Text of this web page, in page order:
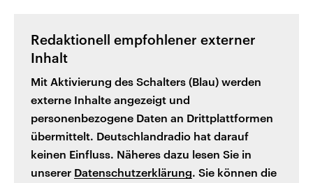
Redaktionell empfohlener externer
Inhalt
Mit Aktivierung des Schalters (Blau) werden
externe Inhalte angezeigt und
personenbezogene Daten an Drittplattformen
übermittelt. Deutschlandradio hat darauf
keinen Einfluss. Näheres dazu lesen Sie in
unserer Datenschutzerklärung. Sie können die